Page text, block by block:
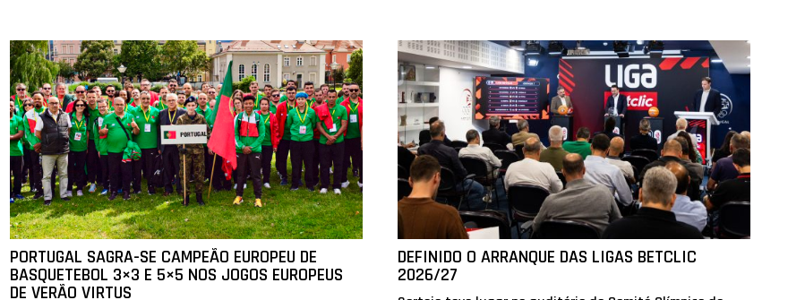
PORTUGAL SAGRA-SE CAMPEÃO EUROPEU DE
BASQUETEBOL 3×3 E 5×5 NOS JOGOS EUROPEUS
DE VERÃO VIRTUS
DEFINIDO O ARRANQUE DAS LIGAS BETCLIC
2026/27